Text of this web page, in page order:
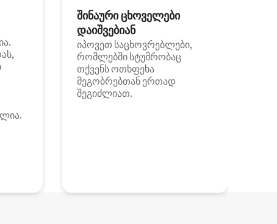
შინაური ცხოველები
დაიშვებიან
იპოვეთ საცხოვრებლები,
რომლებში სტუმრობაც
თქვენს ოთხფეხა
მეგობრებთან ერთად
შეგიძლიათ.